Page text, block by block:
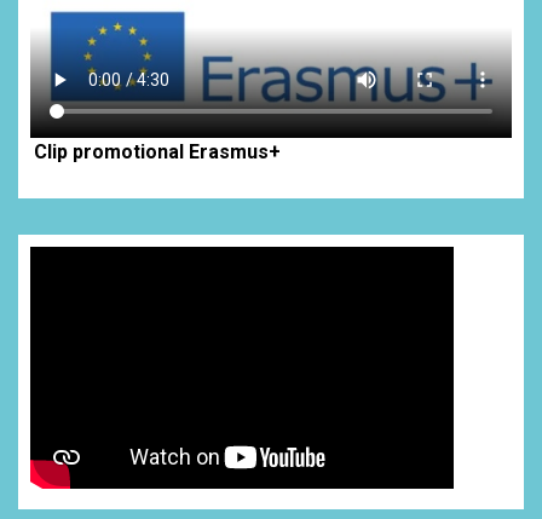
Clip promotional Erasmus+